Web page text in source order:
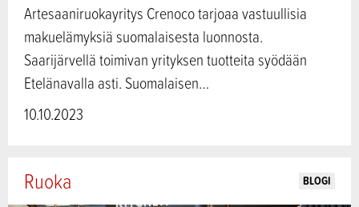
Artesaaniruokayritys Crenoco tarjoaa vastuullisia
makuelämyksiä suomalaisesta luonnosta.
Saarijärvellä toimivan yrityksen tuotteita syödään
Etelänavalla asti. Suomalaisen…
10.10.2023
Ruoka BLOGI